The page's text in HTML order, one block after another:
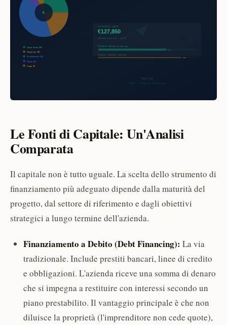
Le Fonti di Capitale: Un'Analisi
Comparata
Il capitale non è tutto uguale. La scelta dello strumento di
finanziamento più adeguato dipende dalla maturità del
progetto, dal settore di riferimento e dagli obiettivi
strategici a lungo termine dell'azienda.
Finanziamento a Debito (Debt Financing): La via
tradizionale. Include prestiti bancari, linee di credito
e obbligazioni. L'azienda riceve una somma di denaro
che si impegna a restituire con interessi secondo un
piano prestabilito. Il vantaggio principale è che non
diluisce la proprietà (l'imprenditore non cede quote),